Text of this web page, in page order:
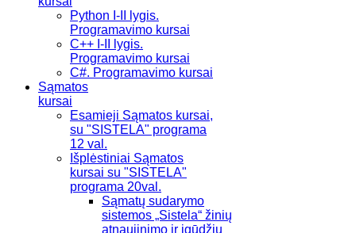
Python I-II lygis.
Programavimo kursai
C++ I-II lygis.
Programavimo kursai
C#. Programavimo kursai
Sąmatos
kursai
Esamieji Sąmatos kursai,
su "SISTELA" programa
12 val.
Išplėstiniai Sąmatos
kursai su "SISTELA"
programa 20val.
Sąmatų sudarymo
sistemos „Sistela“ žinių
atnaujinimo ir įgūdžių